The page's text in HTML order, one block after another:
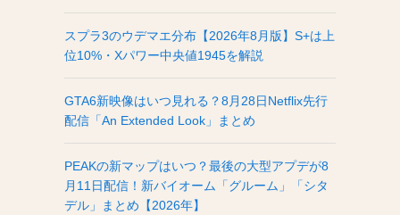
スプラ3のウデマエ分布【2026年8月版】S+は上
位10%・Xパワー中央値1945を解説
GTA6新映像はいつ見れる？8月28日Netflix先行
配信「An Extended Look」まとめ
PEAKの新マップはいつ？最後の大型アプデが8
月11日配信！新バイオーム「グルーム」「シタ
デル」まとめ【2026年】